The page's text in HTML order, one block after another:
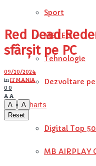
Sport
METEO
Tehnologie
Dezvoltare
Charts
Digital Top 50
MB AIRPLAY
Red Dead
sfârșit pe PC
09/10/2024
inIT MANIA
00
A A
A
A
Reset